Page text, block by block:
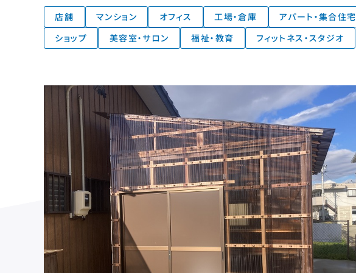
店舗 マンション オフィス 工場・倉庫 アパート・集合住宅
ショップ
美容室・サロン 福祉・教育 フィットネス・スタジオ